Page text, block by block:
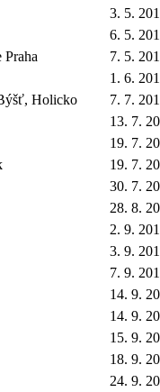
3. 5.
6. 5.
7. 5.
1. 6.
Holicko
7. 7.
13. 7.
19. 7.
19. 7.
30. 7.
28. 8.
2. 9.
3. 9.
7. 9.
14. 9.
14. 9.
15. 9.
18. 9.
24. 9.